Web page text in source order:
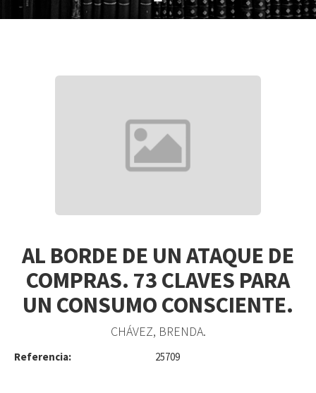
AL BORDE DE UN ATAQUE DE
COMPRAS. 73 CLAVES PARA
UN CONSUMO CONSCIENTE.
CHÁVEZ, BRENDA.
Referencia: 25709